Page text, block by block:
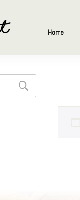
Home